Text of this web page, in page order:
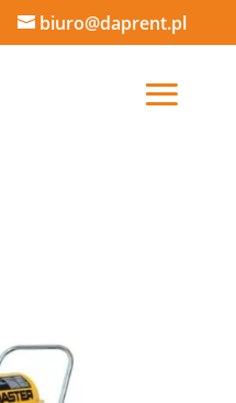
biuro@daprent.pl